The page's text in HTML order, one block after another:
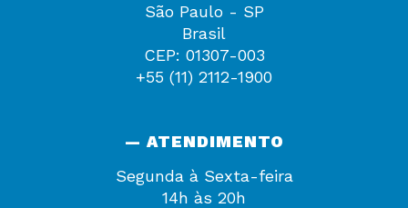
São Paulo - SP
Brasil
CEP: 01307-003
+55 (11) 2112-1900
— ATENDIMENTO
Segunda à Sexta-feira
14h às 20h